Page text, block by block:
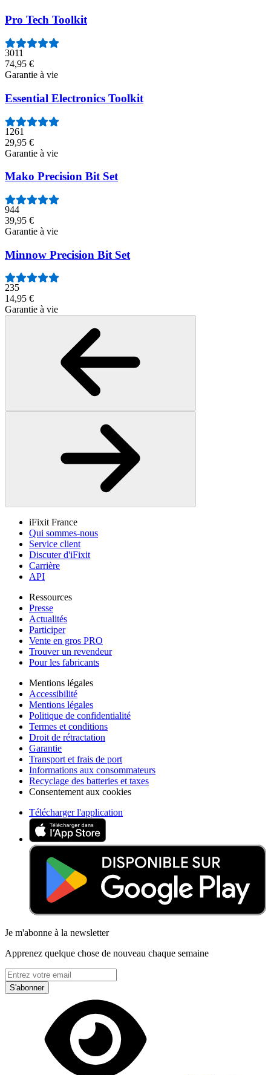
Pro Tech Toolkit
3011
74,95 €
Garantie à vie
Essential Electronics Toolkit
1261
29,95 €
Garantie à vie
Mako Precision Bit Set
944
39,95 €
Garantie à vie
Minnow Precision Bit Set
235
14,95 €
Garantie à vie
iFixit France
Qui sommes-nous
Service client
Discuter d'iFixit
Carrière
API
Ressources
Presse
Actualités
Participer
Vente en gros PRO
Trouver un revendeur
Pour les fabricants
Mentions légales
Accessibilité
Mentions légales
Politique de confidentialité
Termes et conditions
Droit de rétractation
Garantie
Transport et frais de port
Informations aux consommateurs
Recyclage des batteries et taxes
Consentement aux cookies
Télécharger l'application
Je m'abonne à la newsletter
Apprenez quelque chose de nouveau chaque semaine
S'abonner